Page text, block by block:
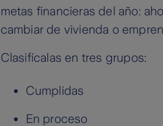
metas financieras del año:
cambiar de vivienda o
Clasifícalas en tres grupos:
Cumplidas
En proceso